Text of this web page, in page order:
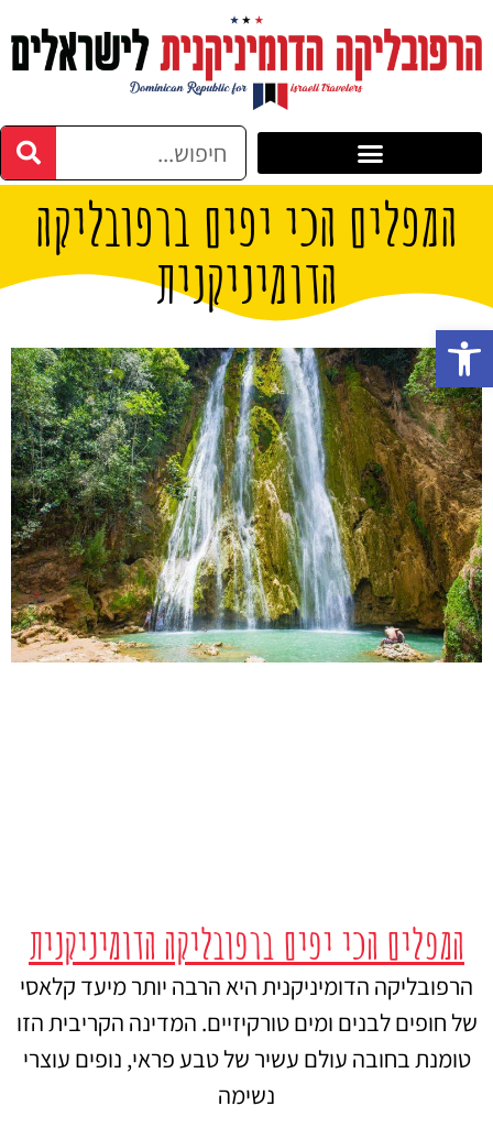
המפלים הכי יפים ברפובליקה
הדומיניקנית
המפלים הכי יפים ברפובליקה הדומיניקנית
הרפובליקה הדומיניקנית היא הרבה יותר מיעד קלאסי
של חופים לבנים ומים טורקיזיים. המדינה הקריבית הזו
טומנת בחובה עולם עשיר של טבע פראי, נופים עוצרי
נשימה
פתח סרגל נגישות